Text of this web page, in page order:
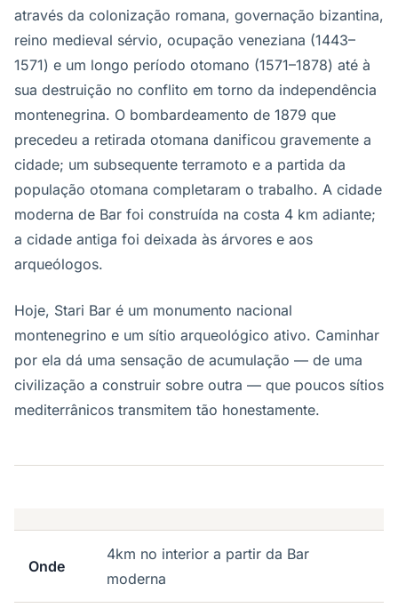
através da colonização romana, governação bizantina,
reino medieval sérvio, ocupação veneziana (1443–
1571) e um longo período otomano (1571–1878) até à
sua destruição no conflito em torno da independência
montenegrina. O bombardeamento de 1879 que
precedeu a retirada otomana danificou gravemente a
cidade; um subsequente terramoto e a partida da
população otomana completaram o trabalho. A cidade
moderna de Bar foi construída na costa 4 km adiante;
a cidade antiga foi deixada às árvores e aos
arqueólogos.
Hoje, Stari Bar é um monumento nacional
montenegrino e um sítio arqueológico ativo. Caminhar
por ela dá uma sensação de acumulação — de uma
civilização a construir sobre outra — que poucos sítios
mediterrânicos transmitem tão honestamente.
Onde
4km no interior a partir da Bar
moderna